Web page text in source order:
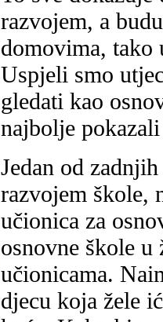
razvojem, a
domovima,
Uspjeli smo
gledati kao
najbolje
Jedan od
razvojem škole,
učionica za
osnovne škole
učionicama.
djecu koja žele